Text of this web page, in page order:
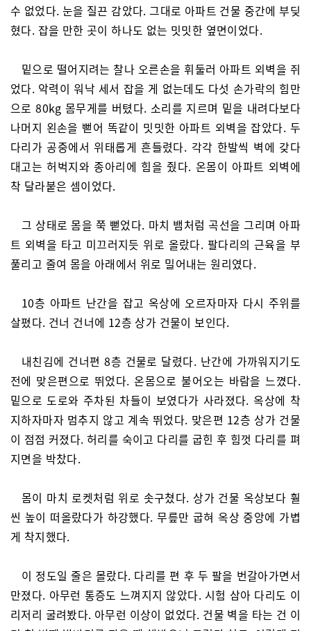
수 없었다. 눈을 질끈 감았다. 그대로 아파트 건물 중간에 부딪
혔다. 잡을 만한 곳이 하나도 없는 밋밋한 옆면이었다.
밑으로 떨어지려는 찰나 오른손을 휘둘러 아파트 외벽을 쥐
었다. 악력이 워낙 세서 잡을 게 없는데도 다섯 손가락의 힘만
으로 80kg 몸무게를 버텼다. 소리를 지르며 밑을 내려다보다
나머지 왼손을 뻗어 똑같이 밋밋한 아파트 외벽을 잡았다. 두
다리가 공중에서 위태롭게 흔들렸다. 각각 한발씩 벽에 갖다
대고는 허벅지와 종아리에 힘을 줬다. 온몸이 아파트 외벽에
착 달라붙은 셈이었다.
그 상태로 몸을 쭉 뻗었다. 마치 뱀처럼 곡선을 그리며 아파
트 외벽을 타고 미끄러지듯 위로 올랐다. 팔다리의 근육을 부
풀리고 줄여 몸을 아래에서 위로 밀어내는 원리였다.
10층 아파트 난간을 잡고 옥상에 오르자마자 다시 주위를
살폈다. 건너 건너에 12층 상가 건물이 보인다.
내친김에 건너편 8층 건물로 달렸다. 난간에 가까워지기도
전에 맞은편으로 뛰었다. 온몸으로 불어오는 바람을 느꼈다.
밑으로 도로와 주차된 차들이 보였다가 사라졌다. 옥상에 착
지하자마자 멈추지 않고 계속 뛰었다. 맞은편 12층 상가 건물
이 점점 커졌다. 허리를 숙이고 다리를 굽힌 후 힘껏 다리를 펴
지면을 박찼다.
몸이 마치 로켓처럼 위로 솟구쳤다. 상가 건물 옥상보다 훨
씬 높이 떠올랐다가 하강했다. 무릎만 굽혀 옥상 중앙에 가볍
게 착지했다.
이 정도일 줄은 몰랐다. 다리를 편 후 두 팔을 번갈아가면서
만졌다. 아무런 통증도 느껴지지 않았다. 시험 삼아 다리도 이
리저리 굴려봤다. 아무런 이상이 없었다. 건물 벽을 타는 건 이